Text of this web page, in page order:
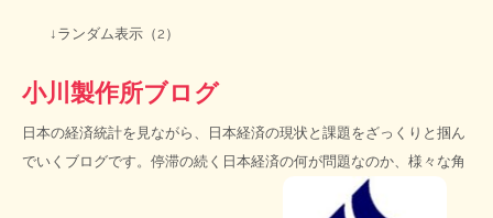
↓ランダム表示（2）
小川製作所ブログ
日本の経済統計を見ながら、日本経済の現状と課題をざっくりと掴ん
でいくブログです。停滞の続く日本経済の何が問題なのか、様々な角